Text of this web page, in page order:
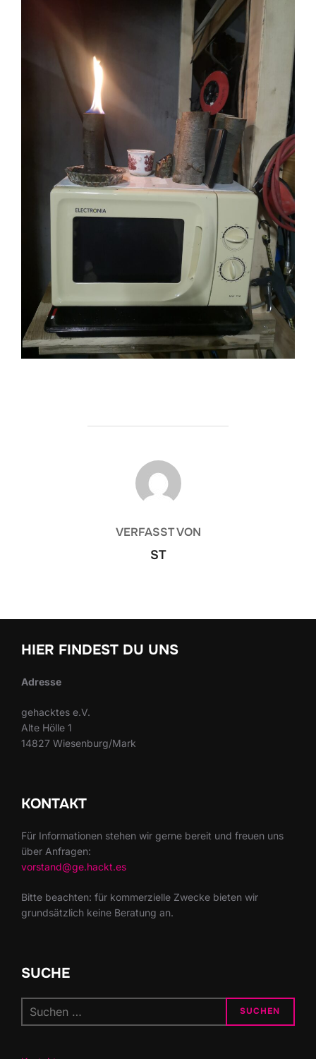
BEITRAGSAUTOR
VERFASST VON
ST
HIER FINDEST DU UNS
Adresse
gehacktes e.V.
Alte Hölle 1
14827 Wiesenburg/Mark
KONTAKT
Für Informationen stehen wir gerne bereit und freuen uns
über Anfragen:
vorstand@ge.hackt.es
Bitte beachten: für kommerzielle Zwecke bieten wir
grundsätzlich keine Beratung an.
SUCHE
nach:
SUCHEN